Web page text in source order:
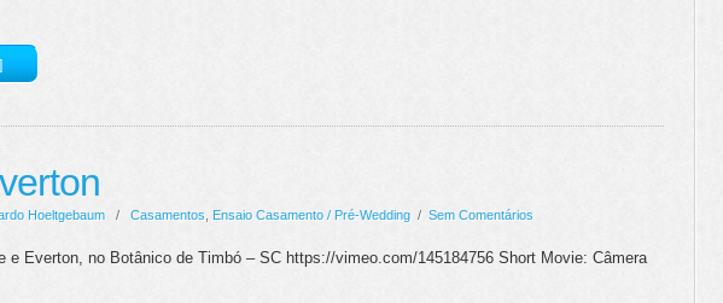
Hoeltgebaum / Casamentos Ensaio Casamento / Pré-Wedding / Sem Comentários
e Everton, no Botânico de Timbó – SC https://vimeo.com/145184756 Short Movie: Câmera